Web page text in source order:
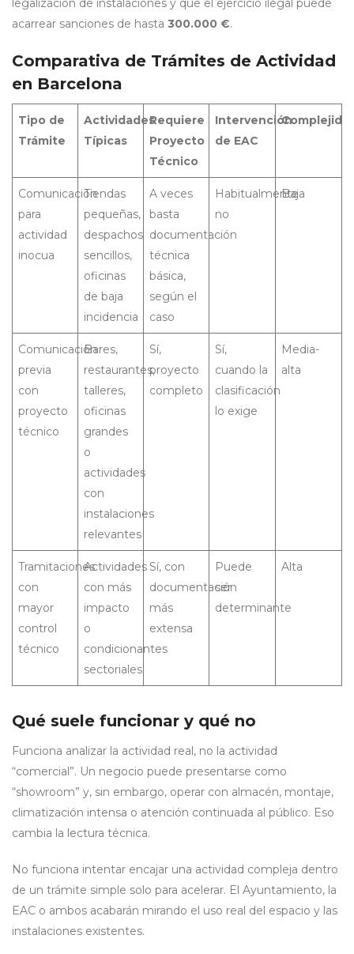
acarrear sanciones de hasta 300.000 €.
Comparativa de Trámites de Actividad
en Barcelona
Tipo de
Trámite
Actividades
Típicas
Requiere
Proyecto
Técnico
Intervención
de EAC
Comunicación
para
actividad
inocua
Tiendas
pequeñas,
despachos
sencillos,
oficinas
de baja
incidencia
A veces
basta
documentación
técnica
básica,
según el
caso
Habitualmente
no
Baja
Comunicación
previa
con
proyecto
técnico
Bares,
restaurantes,
talleres,
oficinas
grandes
o
actividades
con
instalaciones
relevantes
Sí,
proyecto
completo
Sí,
cuando la
clasificación
lo exige
Media-
alta
Tramitaciones
con
mayor
control
técnico
Actividades
con más
impacto
o
condicionantes
sectoriales
Sí, con
documentación
más
extensa
Puede
ser
determinante
Alta
Qué suele funcionar y qué no
Funciona analizar la actividad real, no la actividad
“comercial”. Un negocio puede presentarse como
“showroom” y, sin embargo, operar con almacén, montaje,
climatización intensa o atención continuada al público. Eso
cambia la lectura técnica.
No funciona intentar encajar una actividad compleja dentro
de un trámite simple solo para acelerar. El Ayuntamiento, la
EAC o ambos acabarán mirando el uso real del espacio y las
instalaciones existentes.